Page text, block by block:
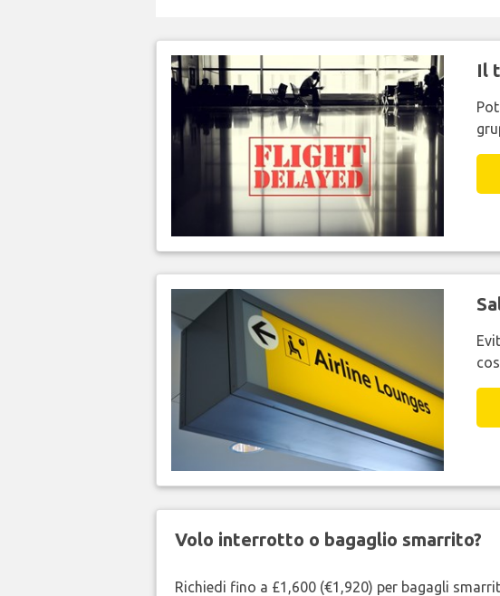
Il
Volo interrotto o bagaglio smarrito?
Richiedi fino a £1,600 (€1,920) per bagagli